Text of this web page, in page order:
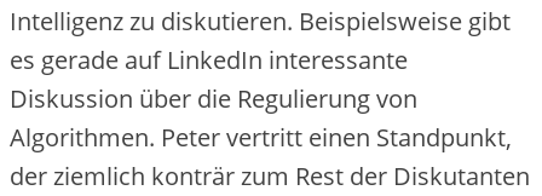
Intelligenz zu diskutieren. Beispielsweise gibt
es gerade auf LinkedIn interessante
Diskussion über die Regulierung von
Algorithmen. Peter vertritt einen Standpunkt,
der ziemlich konträr zum Rest der Diskutanten